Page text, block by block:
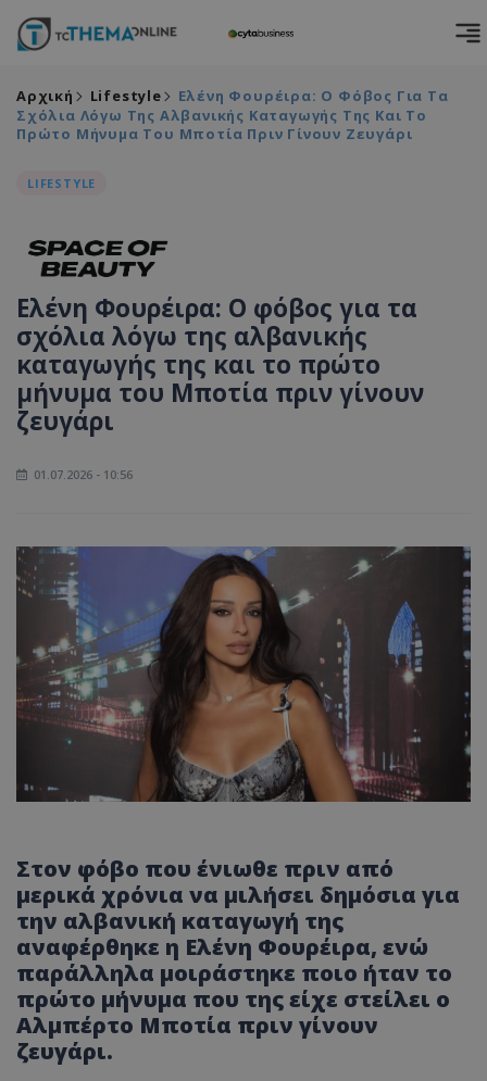
Αρχική Lifestyle
Ελένη Φουρέιρα: Ο Φόβος Για Τα
Σχόλια Λόγω Της Αλβανικής Καταγωγής Της Και Το
Πρώτο Μήνυμα Του Μποτία Πριν Γίνουν Ζευγάρι
LIFESTYLE
Ελένη Φουρέιρα: Ο φόβος για τα
σχόλια λόγω της αλβανικής
καταγωγής της και το πρώτο
μήνυμα του Μποτία πριν γίνουν
ζευγάρι
01.07.2026 - 10:56
Στον φόβο που ένιωθε πριν από
μερικά χρόνια να μιλήσει δημόσια για
την αλβανική καταγωγή της
αναφέρθηκε η Ελένη Φουρέιρα, ενώ
παράλληλα μοιράστηκε ποιο ήταν το
πρώτο μήνυμα που της είχε στείλει ο
Αλμπέρτο Μποτία πριν γίνουν
ζευγάρι.